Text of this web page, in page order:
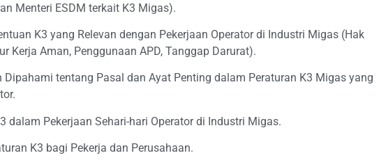
Menteri ESDM terkait K3 Migas).
K3 yang Relevan dengan Pekerjaan Operator di Industri Migas (Hak
Kerja Aman, Penggunaan APD, Tanggap Darurat).
tentang Pasal dan Ayat Penting dalam Peraturan K3 Migas yang
dalam Pekerjaan Sehari-hari Operator di Industri Migas.
K3 bagi Pekerja dan Perusahaan.